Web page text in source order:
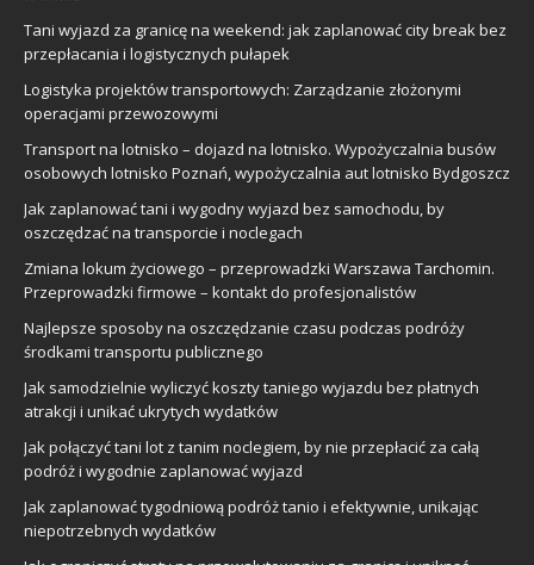
Tani wyjazd za granicę na weekend: jak zaplanować city break bez
przepłacania i logistycznych pułapek
Logistyka projektów transportowych: Zarządzanie złożonymi
operacjami przewozowymi
Transport na lotnisko – dojazd na lotnisko. Wypożyczalnia busów
osobowych lotnisko Poznań, wypożyczalnia aut lotnisko Bydgoszcz
Jak zaplanować tani i wygodny wyjazd bez samochodu, by
oszczędzać na transporcie i noclegach
Zmiana lokum życiowego – przeprowadzki Warszawa Tarchomin.
Przeprowadzki firmowe – kontakt do profesjonalistów
Najlepsze sposoby na oszczędzanie czasu podczas podróży
środkami transportu publicznego
Jak samodzielnie wyliczyć koszty taniego wyjazdu bez płatnych
atrakcji i unikać ukrytych wydatków
Jak połączyć tani lot z tanim noclegiem, by nie przepłacić za całą
podróż i wygodnie zaplanować wyjazd
Jak zaplanować tygodniową podróż tanio i efektywnie, unikając
niepotrzebnych wydatków